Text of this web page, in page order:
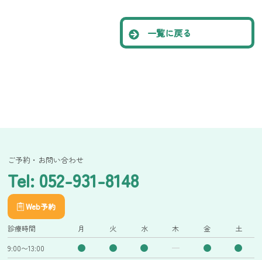
一覧に戻る
ご予約・お問い合わせ
Tel: 052-931-8148
Web予約
診療時間 月 火 水 木 金 土
9:00〜13:00